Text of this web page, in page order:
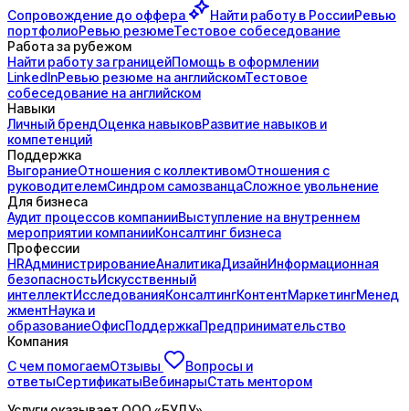
Сопровождение до оффера Найти работу в РоссииРевью
портфолиоРевью резюмеТестовое собеседование
Работа за рубежом
Найти работу за границейПомощь в оформлении
LinkedInРевью резюме на английскомТестовое
собеседование на английском
Навыки
Личный брендОценка навыковРазвитие навыков и
компетенций
Поддержка
ВыгораниеОтношения с коллективомОтношения с
руководителемСиндром самозванцаСложное увольнение
Для бизнеса
Аудит процессов компанииВыступление на внутреннем
мероприятии компанииКонсалтинг бизнеса
Профессии
HRАдминистрированиеАналитикаДизайнИнформационная
безопасностьИскусственный
интеллектИсследованияКонсалтингКонтентМаркетингМенед
жментНаука и
образованиеОфисПоддержкаПредпринимательство
Компания
С чем помогаемОтзывы
Вопросы и
ответыСертификатыВебинарыСтать ментором